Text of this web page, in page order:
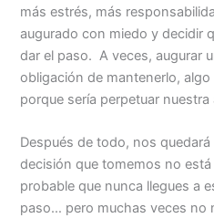
más estrés, más
augurado con miedo y decidir
dar el paso. A veces, augurar
obligación de mantenerlo,
porque sería perpetuar nuestra
Después de todo, nos
decisión que tomemos no
probable que nunca llegues a
paso… pero muchas veces no